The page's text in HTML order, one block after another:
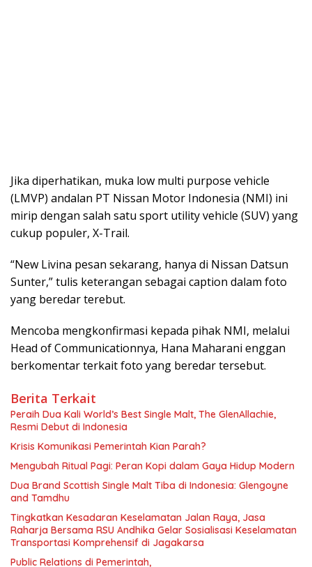
Jika diperhatikan, muka low multi purpose vehicle
(LMVP) andalan PT Nissan Motor Indonesia (NMI) ini
mirip dengan salah satu sport utility vehicle (SUV) yang
cukup populer, X-Trail.
“New Livina pesan sekarang, hanya di Nissan Datsun
Sunter,” tulis keterangan sebagai caption dalam foto
yang beredar terebut.
Mencoba mengkonfirmasi kepada pihak NMI, melalui
Head of Communicationnya, Hana Maharani enggan
berkomentar terkait foto yang beredar tersebut.
Berita Terkait
Peraih Dua Kali World’s Best Single Malt, The GlenAllachie,
Resmi Debut di Indonesia
Krisis Komunikasi Pemerintah Kian Parah?
Mengubah Ritual Pagi: Peran Kopi dalam Gaya Hidup Modern
Dua Brand Scottish Single Malt Tiba di Indonesia: Glengoyne
and Tamdhu
Tingkatkan Kesadaran Keselamatan Jalan Raya, Jasa
Raharja Bersama RSU Andhika Gelar Sosialisasi Keselamatan
Transportasi Komprehensif di Jagakarsa
Public Relations di Pemerintah,